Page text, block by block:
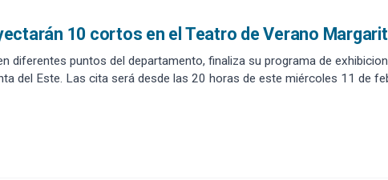
10 cortos en el Teatro de Verano
diferentes puntos del departamento, finaliza su programa de
del Este. Las cita será desde las 20 horas de este miércoles 11 de